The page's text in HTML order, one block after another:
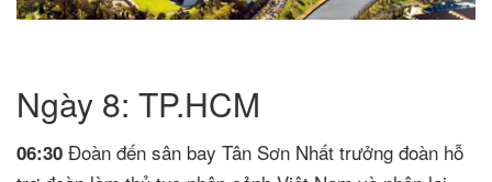
Ngày 8: TP.HCM
06:30 Đoàn đến sân bay Tân Sơn Nhất trưởng đoàn hỗ